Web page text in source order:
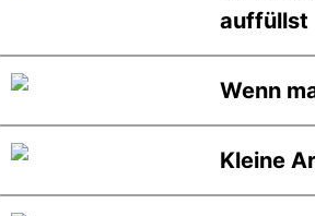
auffüllst
Wenn
Kleine